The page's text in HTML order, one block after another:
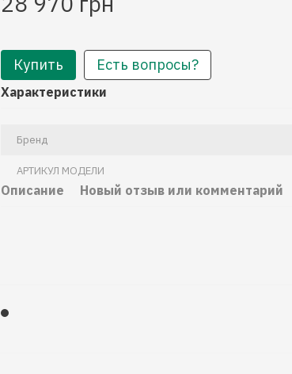
Купить Есть вопросы?
Характеристики
Бренд
АРТИКУЛ МОДЕЛИ
Описание Новый отзыв или комментарий